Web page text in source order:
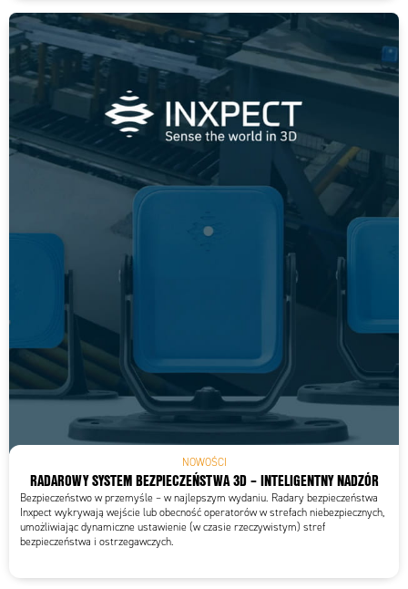
NOWOŚCI
RADAROWY SYSTEM BEZPIECZEŃSTWA 3D – INTELIGENTNY NADZÓR
Bezpieczeństwo w przemyśle – w najlepszym wydaniu. Radary bezpieczeństwa
Inxpect wykrywają wejście lub obecność operatorów w strefach niebezpiecznych,
umożliwiając dynamiczne ustawienie (w czasie rzeczywistym) stref
bezpieczeństwa i ostrzegawczych.